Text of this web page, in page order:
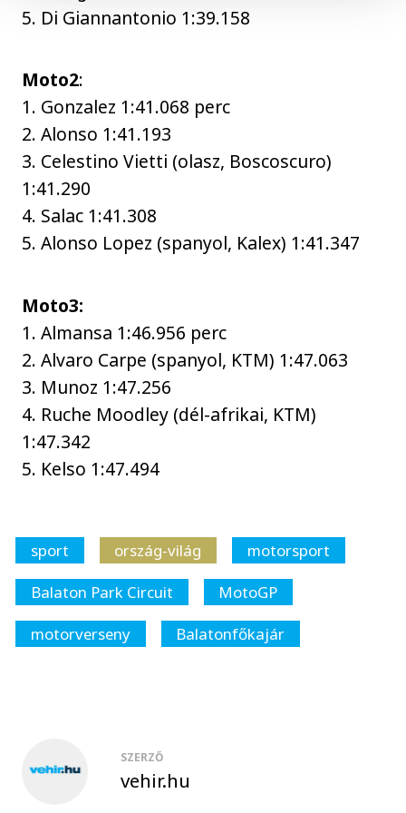
5. Di Giannantonio 1:39.158
Moto2:
1. Gonzalez 1:41.068 perc
2. Alonso 1:41.193
3. Celestino Vietti (olasz, Boscoscuro)
1:41.290
4. Salac 1:41.308
5. Alonso Lopez (spanyol, Kalex) 1:41.347
Moto3:
1. Almansa 1:46.956 perc
2. Alvaro Carpe (spanyol, KTM) 1:47.063
3. Munoz 1:47.256
4. Ruche Moodley (dél-afrikai, KTM)
1:47.342
5. Kelso 1:47.494
sport ország-világ
motorsport
Balaton Park Circuit
MotoGP
motorverseny
Balatonfőkajár
SZERZŐ
vehir.hu